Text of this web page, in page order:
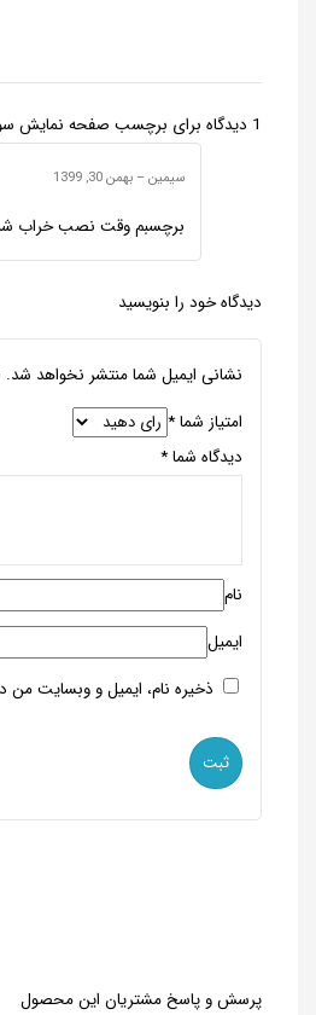
1 دیدگاه برای برچسب صفحه نمایش
سیمین– بهمن 30, 1399
برچسبم وقت نصب خراب شد
دیدگاه خود را بنویسید
نشانی ایمیل شما منتشر نخواهد شد.
امتیاز شما*
دیدگاه شما*
نام
ایمیل
ذخیره نام، ایمیل و وبسایت من
پرسش و پاسخ مشتریان این محصول